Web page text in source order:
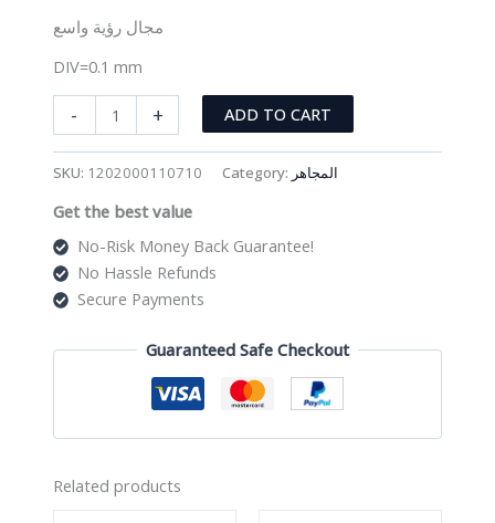
مجال رؤية واسع
DIV=0.1 mm
-
مجهر
quantity
+ ADD TO CART
SKU: 1202000110710 Category: المجاهر
Get the best value
No-Risk Money Back Guarantee!
No Hassle Refunds
Secure Payments
Guaranteed Safe Checkout
Related products